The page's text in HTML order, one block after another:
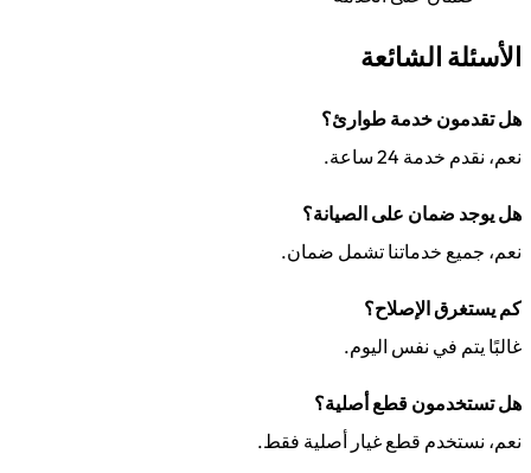
الأسئلة الشائعة
هل تقدمون خدمة طوارئ؟
نعم، نقدم خدمة 24 ساعة.
هل يوجد ضمان على الصيانة؟
نعم، جميع خدماتنا تشمل ضمان.
كم يستغرق الإصلاح؟
غالبًا يتم في نفس اليوم.
هل تستخدمون قطع أصلية؟
نعم، نستخدم قطع غيار أصلية فقط.